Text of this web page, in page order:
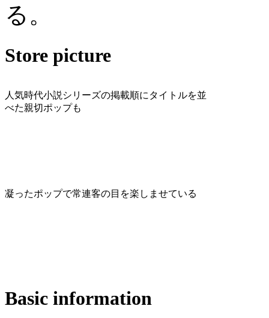
る。
Store picture
人気時代小説シリーズの掲載順にタイトルを並
べた親切ポップも
凝ったポップで常連客の目を楽しませている
Basic information